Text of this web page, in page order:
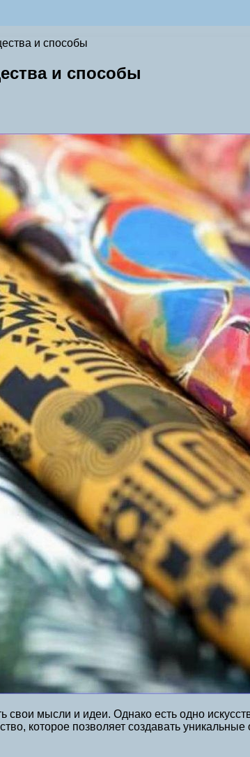
и способы
и способы
свои мысли и идеи. Однако есть одно
которое позволяет создавать